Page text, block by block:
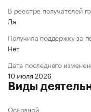
В реестре получателей
Да
Получила поддержку за
Нет
Дата последнего
10 июля 2026
Виды
Основной